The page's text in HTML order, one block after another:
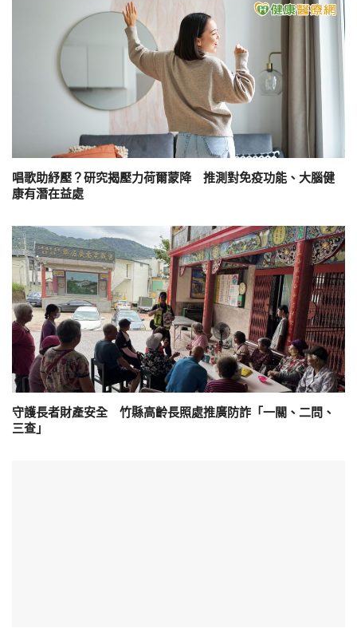
唱歌助紓壓？研究揭壓力荷爾蒙降 推測對免疫功能、大腦健
康有潛在益處
守護長者財產安全 竹縣高齡長照處推廣防詐「一關、二問、
三查」